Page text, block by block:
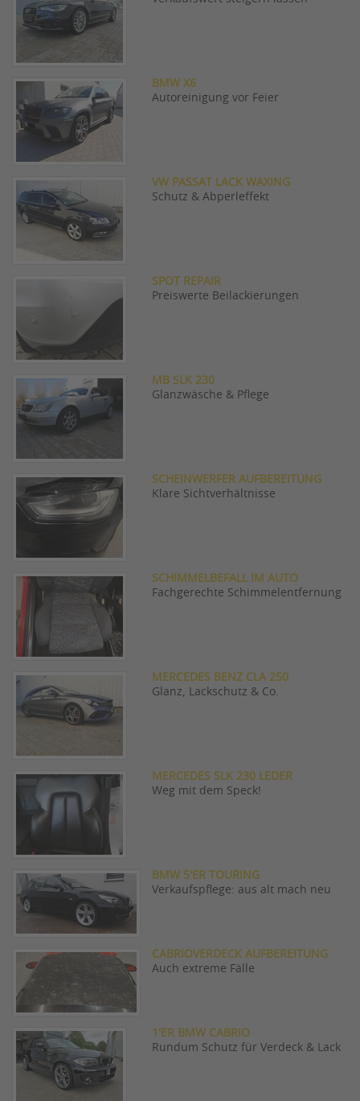
BMW X6
Autoreinigung vor Feier
VW PASSAT LACK WAXING
Schutz & Abperleffekt
SPOT REPAIR
Preiswerte Beilackierungen
MB SLK 230
Glanzwäsche & Pflege
SCHEINWERFER AUFBEREITUNG
Klare Sichtverhältnisse
SCHIMMELBEFALL IM AUTO
Fachgerechte Schimmelentfernung
MERCEDES BENZ CLA 250
Glanz, Lackschutz & Co.
MERCEDES SLK 230 LEDER
Weg mit dem Speck!
BMW 5'ER TOURING
Verkaufspflege: aus alt mach neu
CABRIOVERDECK AUFBEREITUNG
Auch extreme Fälle
1'ER BMW CABRIO
Rundum Schutz für Verdeck & Lack